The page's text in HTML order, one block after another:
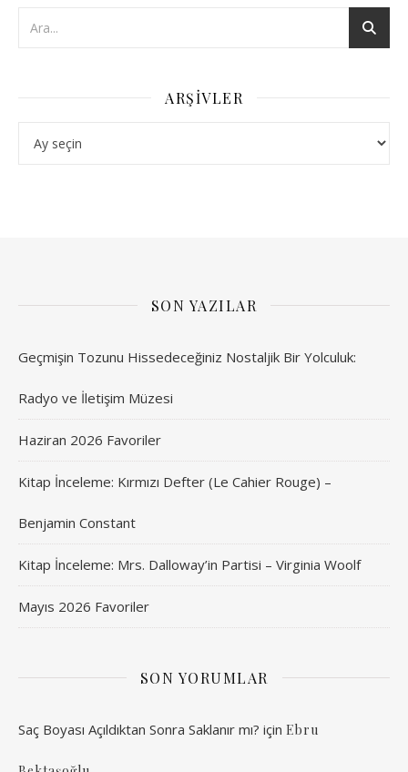
ARŞIVLER
SON YAZILAR
Geçmişin Tozunu Hissedeceğiniz Nostaljik Bir Yolculuk:
Radyo ve İletişim Müzesi
Haziran 2026 Favoriler
Kitap İnceleme: Kırmızı Defter (Le Cahier Rouge) –
Benjamin Constant
Kitap İnceleme: Mrs. Dalloway’in Partisi – Virginia Woolf
Mayıs 2026 Favoriler
SON YORUMLAR
Saç Boyası Açıldıktan Sonra Saklanır mı? için Ebru